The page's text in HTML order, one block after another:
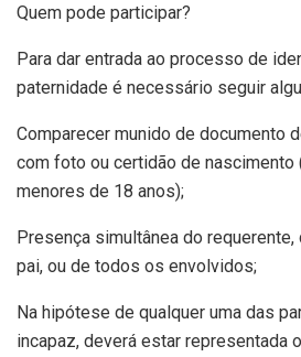
Quem pode participar?
Para dar entrada ao processo de
paternidade é necessário seguir
Comparecer munido de documento
com foto ou certidão de nascimento
menores de 18 anos);
Presença simultânea do
pai, ou de todos os envolvidos;
Na hipótese de qualquer uma das
incapaz, deverá estar representada